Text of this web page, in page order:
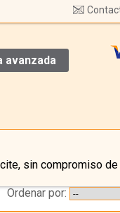
avanzada
sin compromiso de
Ordenar por: